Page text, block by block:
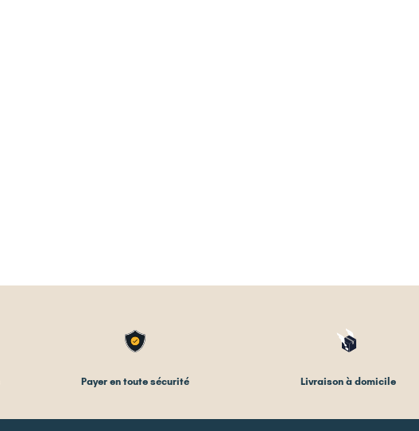
Payer en toute sécurité Livraison à domicile